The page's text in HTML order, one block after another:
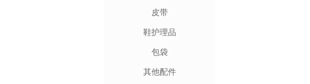
皮带
鞋护理品
包袋
其他配件